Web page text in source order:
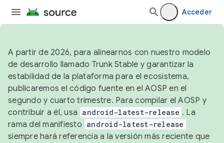
Acceder
A partir de 2026, para alinearnos con nuestro modelo
de desarrollo llamado Trunk Stable y garantizar la
estabilidad de la plataforma para el ecosistema,
publicaremos el código fuente en el AOSP en el
segundo y cuarto trimestre. Para compilar el AOSP y
contribuir a él, usa android-latest-release . La
rama del manifiesto android-latest-release
siempre hará referencia a la versión más reciente que